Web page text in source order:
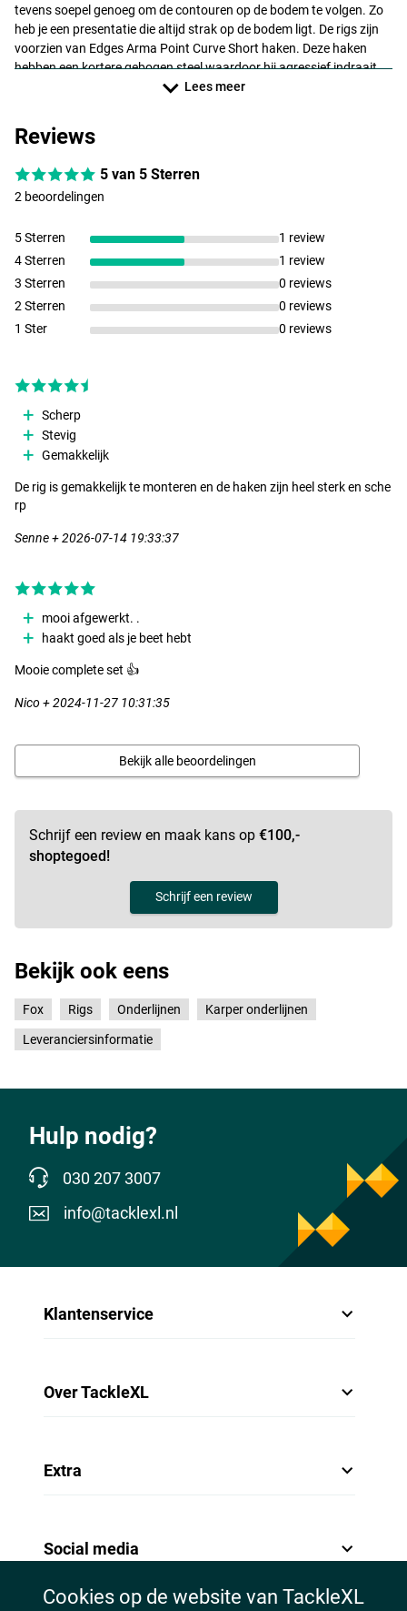
tevens soepel genoeg om de contouren op de bodem te volgen. Zo
heb je een presentatie die altijd strak op de bodem ligt. De rigs zijn
voorzien van Edges Arma Point Curve Short haken. Deze haken
hebben een kortere gebogen steel waardoor hij agressief indraait
en je verzekert bent van een goede hook-hold. De haak is afgewerkt
aasopname. Tot slot wordt het geheel geleverd met gratis Hair
Extending Boilie stops zodat je altijd uit de voeten kan, hoe groot of
Lees meer
Reviews
5 van 5 Sterren
2 beoordelingen
5 Sterren
1 review
4 Sterren
1 review
3 Sterren
0 reviews
2 Sterren
0 reviews
1 Ster
0 reviews
Scherp
Stevig
Gemakkelijk
De rig is gemakkelijk te monteren en de haken zijn heel sterk en sche
rp
Senne + 2026-07-14 19:33:37
mooi afgewerkt. .
haakt goed als je beet hebt
Mooie complete set 👍
Nico + 2024-11-27 10:31:35
Bekijk alle beoordelingen
Schrijf een review en maak kans op €100,-
shoptegoed!
Schrijf een review
Bekijk ook eens
Fox Rigs Onderlijnen Karper onderlijnen
Leveranciersinformatie
Hulp nodig?
030 207 3007
info@tacklexl.nl
Klantenservice
Over TackleXL
Extra
Social media
Cookies op de website van TackleXL